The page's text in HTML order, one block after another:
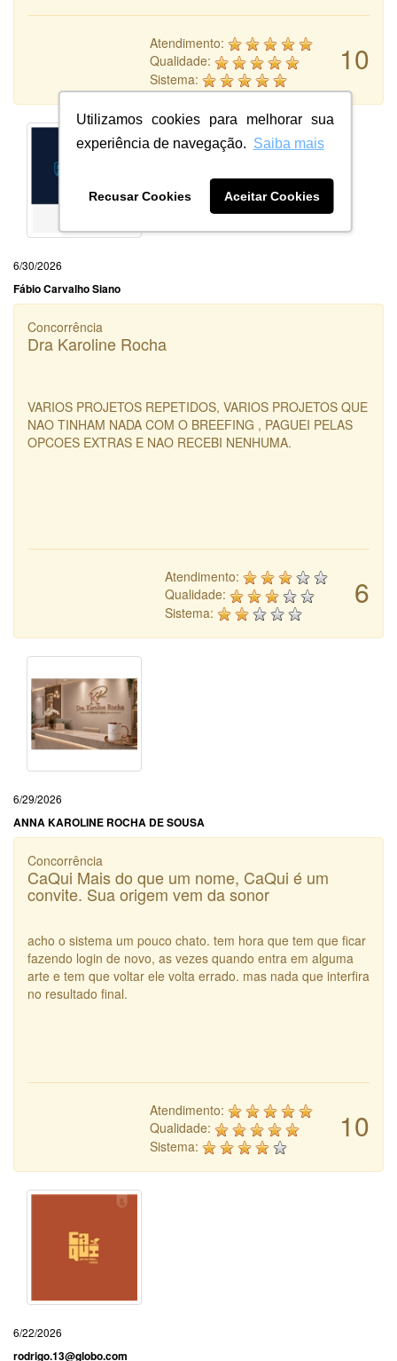
Utilizamos cookies para melhorar sua
experiência de navegação. Saiba mais
Recusar Cookies Aceitar Cookies
10
Atendimento:
Qualidade:
Sistema:
6/30/2026
Fábio Carvalho Siano
Concorrência
Dra Karoline Rocha
VARIOS PROJETOS REPETIDOS, VARIOS PROJETOS QUE
NAO TINHAM NADA COM O BREEFING , PAGUEI PELAS
OPCOES EXTRAS E NAO RECEBI NENHUMA.
6
Atendimento:
Qualidade:
Sistema:
6/29/2026
ANNA KAROLINE ROCHA DE SOUSA
Concorrência
CaQui Mais do que um nome, CaQui é um
convite. Sua origem vem da sonor
acho o sistema um pouco chato. tem hora que tem que ficar
fazendo login de novo, as vezes quando entra em alguma
arte e tem que voltar ele volta errado. mas nada que interfira
no resultado final.
10
Atendimento:
Qualidade:
Sistema:
6/22/2026
rodrigo.13@globo.com